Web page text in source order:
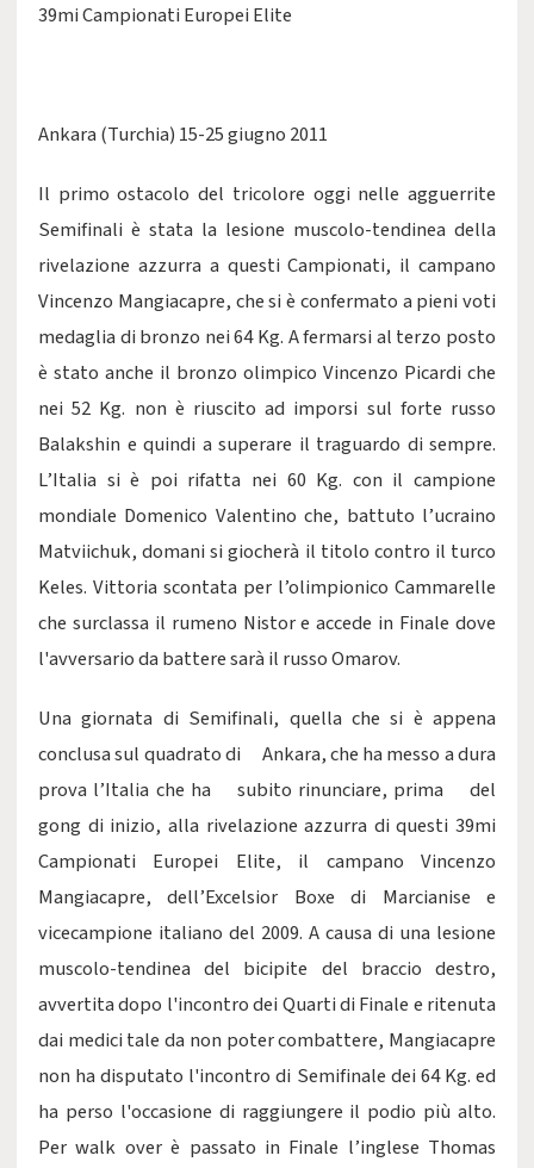
39mi Campionati Europei Elite
Ankara (Turchia) 15-25 giugno 2011
Il primo ostacolo del tricolore oggi nelle agguerrite
Semifinali è stata la lesione muscolo-tendinea della
rivelazione azzurra a questi Campionati, il campano
Vincenzo Mangiacapre, che si è confermato a pieni voti
medaglia di bronzo nei 64 Kg. A fermarsi al terzo posto
è stato anche il bronzo olimpico Vincenzo Picardi che
nei 52 Kg. non è riuscito ad imporsi sul forte russo
Balakshin e quindi a superare il traguardo di sempre.
L’Italia si è poi rifatta nei 60 Kg. con il campione
mondiale Domenico Valentino che, battuto l’ucraino
Matviichuk, domani si giocherà il titolo contro il turco
Keles. Vittoria scontata per l’olimpionico Cammarelle
che surclassa il rumeno Nistor e accede in Finale dove
l'avversario da battere sarà il russo Omarov.
Una giornata di Semifinali, quella che si è appena
conclusa sul quadrato di Ankara, che ha messo a dura
prova l’Italia che ha subito rinunciare, prima del
gong di inizio, alla rivelazione azzurra di questi 39mi
Campionati Europei Elite, il campano Vincenzo
Mangiacapre, dell’Excelsior Boxe di Marcianise e
vicecampione italiano del 2009. A causa di una lesione
muscolo-tendinea del bicipite del braccio destro,
avvertita dopo l'incontro dei Quarti di Finale e ritenuta
dai medici tale da non poter combattere, Mangiacapre
non ha disputato l'incontro di Semifinale dei 64 Kg. ed
ha perso l'occasione di raggiungere il podio più alto.
Per walk over è passato in Finale l’inglese Thomas